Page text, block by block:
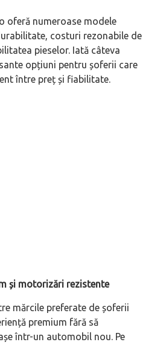
oferă numeroase modele
costuri rezonabile de
pieselor. Iată câteva
opțiuni pentru șoferii care
între preț și fiabilitate.
și motorizări rezistente
mărcile preferate de șoferii
premium fără să
într-un automobil nou. Pe